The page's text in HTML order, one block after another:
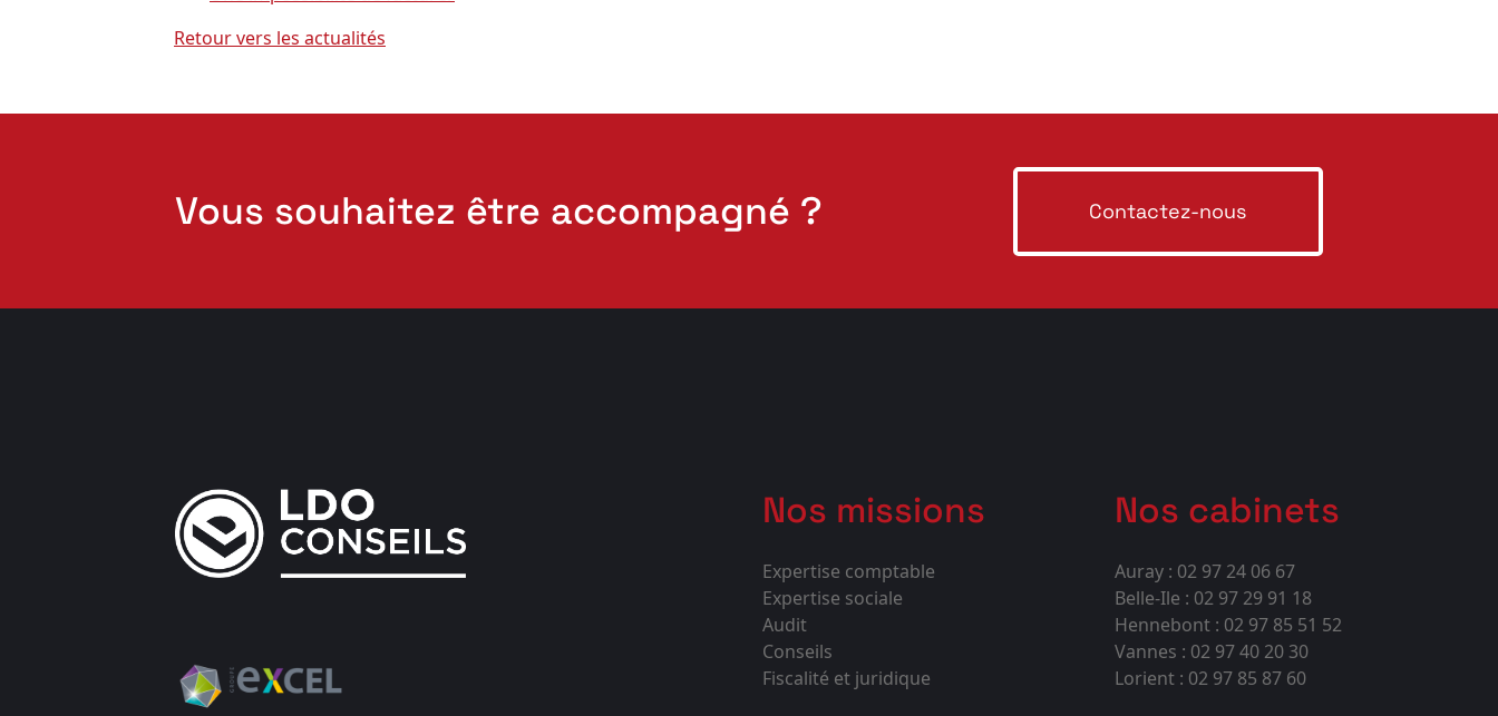
Retour vers les actualités
Vous souhaitez être accompagné ? Contactez-nous
Nos missions
Expertise comptable
Expertise sociale
Audit
Conseils
Fiscalité et juridique
Nos cabinets
Auray : 02 97 24 06 67
Belle-Ile : 02 97 29 91 18
Hennebont : 02 97 85 51 52
Vannes : 02 97 40 20 30
Lorient : 02 97 85 87 60